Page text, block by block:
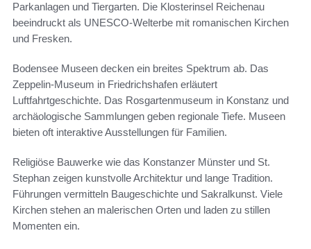
Parkanlagen und Tiergarten. Die Klosterinsel Reichenau
beeindruckt als UNESCO-Welterbe mit romanischen Kirchen
und Fresken.
Bodensee Museen decken ein breites Spektrum ab. Das
Zeppelin-Museum in Friedrichshafen erläutert
Luftfahrtgeschichte. Das Rosgartenmuseum in Konstanz und
archäologische Sammlungen geben regionale Tiefe. Museen
bieten oft interaktive Ausstellungen für Familien.
Religiöse Bauwerke wie das Konstanzer Münster und St.
Stephan zeigen kunstvolle Architektur und lange Tradition.
Führungen vermitteln Baugeschichte und Sakralkunst. Viele
Kirchen stehen an malerischen Orten und laden zu stillen
Momenten ein.